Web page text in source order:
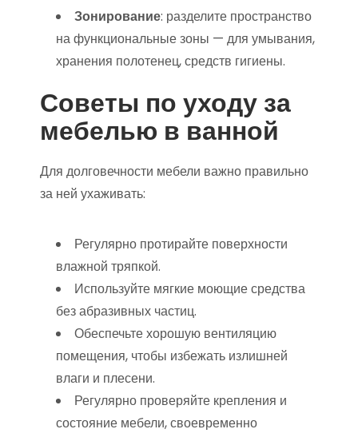
Зонирование: разделите пространство
на функциональные зоны — для умывания,
хранения полотенец, средств гигиены.
Советы по уходу за
мебелью в ванной
Для долговечности мебели важно правильно
за ней ухаживать:
Регулярно протирайте поверхности
влажной тряпкой.
Используйте мягкие моющие средства
без абразивных частиц.
Обеспечьте хорошую вентиляцию
помещения, чтобы избежать излишней
влаги и плесени.
Регулярно проверяйте крепления и
состояние мебели, своевременно